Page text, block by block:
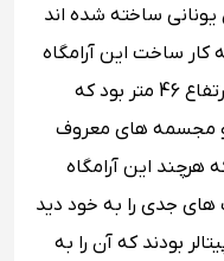
ساخته شده اند
ساخت ‏این آرامگاه
تمام شد، ساختاری اعجاب انگیز به ارتفاع 46 متر بود که
مجسمه های معروف
هرچند این آرامگاه
های جدی را به خود دید
‏بودند که آن را به